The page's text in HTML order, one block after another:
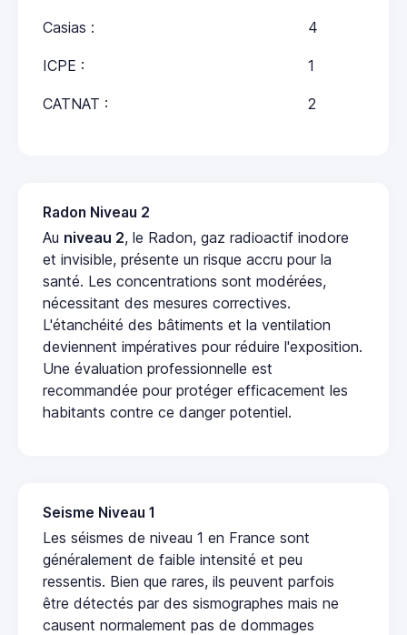
Casias : 4
ICPE : 1
CATNAT : 2
Radon Niveau 2
Au niveau 2, le Radon, gaz radioactif inodore
et invisible, présente un risque accru pour la
santé. Les concentrations sont modérées,
nécessitant des mesures correctives.
L'étanchéité des bâtiments et la ventilation
deviennent impératives pour réduire l'exposition.
Une évaluation professionnelle est
recommandée pour protéger efficacement les
habitants contre ce danger potentiel.
Seisme Niveau 1
Les séismes de niveau 1 en France sont
généralement de faible intensité et peu
ressentis. Bien que rares, ils peuvent parfois
être détectés par des sismographes mais ne
causent normalement pas de dommages